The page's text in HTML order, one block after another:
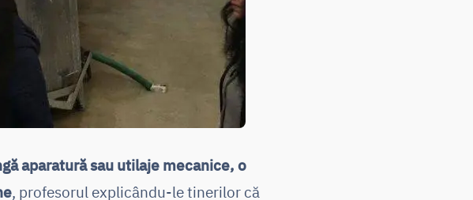
aparatură sau utilaje mecanice, o
, profesorul explicându-le tinerilor că